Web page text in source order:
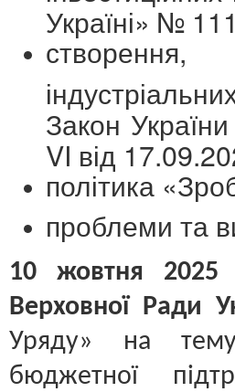
Україні» №
Закон
VI від
політика
проблеми та
10 жовтня 2025
Верховної Ради
Уряду» на тему
бюджетної